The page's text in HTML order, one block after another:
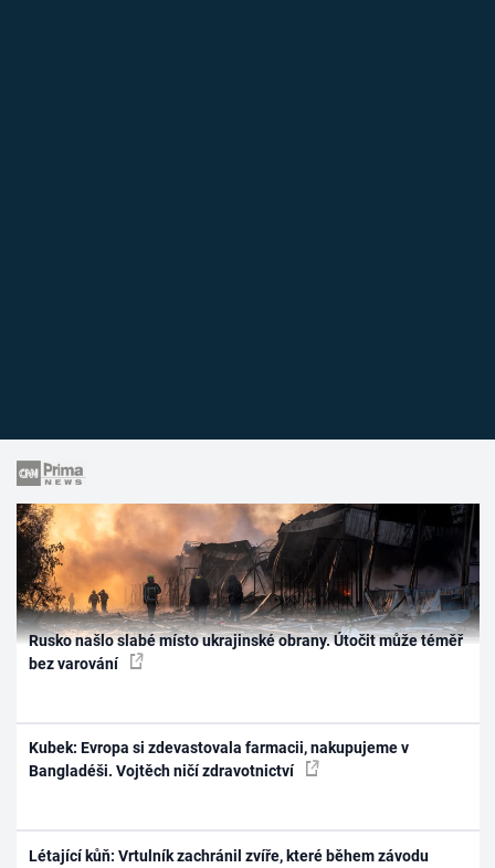
Rusko našlo slabé místo ukrajinské obrany. Útočit může téměř
bez varování
Kubek: Evropa si zdevastovala farmacii, nakupujeme v
Bangladéši. Vojtěch ničí zdravotnictví
Létající kůň: Vrtulník zachránil zvíře, které během závodu